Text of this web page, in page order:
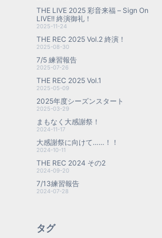
THE LIVE 2025 彩音来福 – Sign On
LIVE!! 終演御礼！
2025-11-24
THE REC 2025 Vol.2 終演！
2025-08-30
7/5 練習報告
2025-07-26
THE REC 2025 Vol.1
2025-05-09
2025年度シーズンスタート
2025-03-29
まもなく大感謝祭！
2024-11-17
大感謝祭に向けて……！！
2024-10-11
THE REC 2024 その2
2024-09-20
7/13練習報告
2024-07-28
タグ